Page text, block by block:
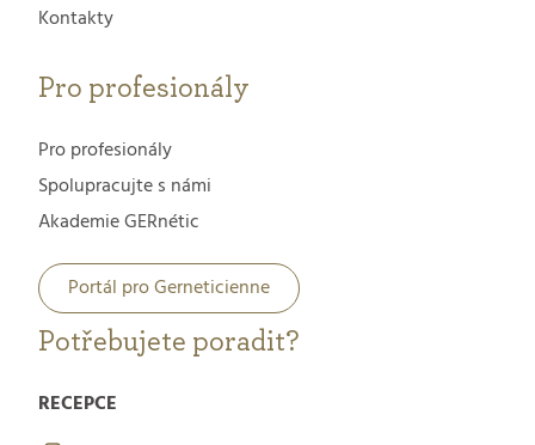
Kontakty
Pro profesionály
Pro profesionály
Spolupracujte s námi
Akademie GERnétic
Portál pro Gerneticienne
Potřebujete poradit?
RECEPCE